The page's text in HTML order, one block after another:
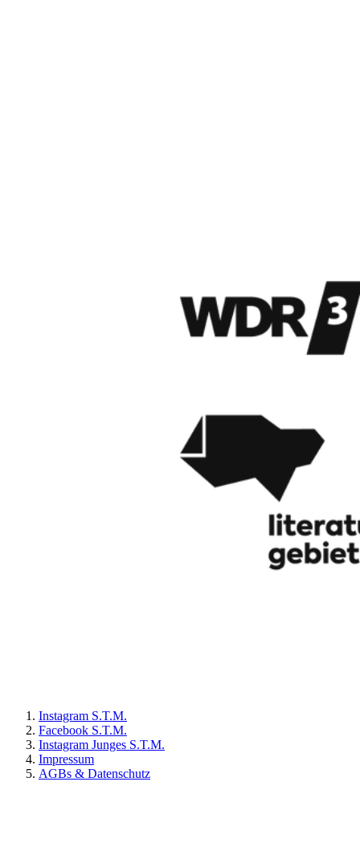
Instagram S.T.M.
Facebook S.T.M.
Instagram Junges S.T.M.
Impressum
AGBs & Datenschutz